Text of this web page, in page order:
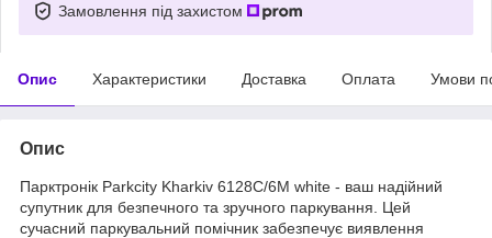
Замовлення під захистом
Опис Характеристики Доставка Оплата Умови
Опис
Парктронік Parkcity Kharkiv 6128C/6M white - ваш надійний
супутник для безпечного та зручного паркування. Цей
сучасний паркувальний помічник забезпечує виявлення